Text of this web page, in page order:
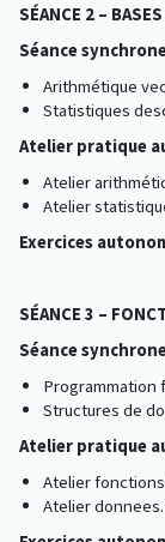
SÉANCE 2 –
Séance
Arithmétique
Statistiques
Atelier pratique
Atelier
Atelier
Exercices
SÉANCE 3 –
Séance
Programmation
Structures de
Atelier pratique
Atelier
Atelier